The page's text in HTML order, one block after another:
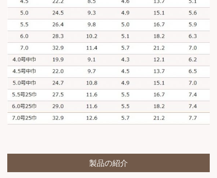
製品の紹介